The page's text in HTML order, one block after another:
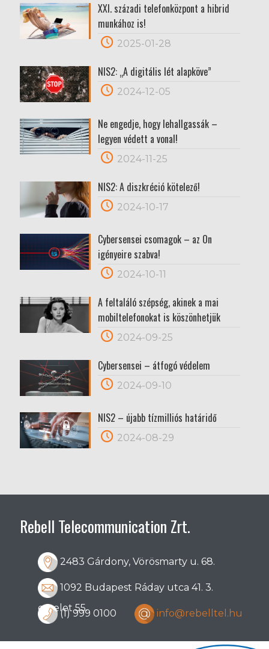
XXI. századi telefonközpont a hibrid
munkához is!
2025-01-28
NIS2: „A digitális lét alapköve”
2024-12-05
Ne engedje, hogy lehallgassák –
legyen védett a vonal!
2024-11-25
NIS2: A diszkréció kötelező!
2024-10-17
Cybersensei csomagok – az Ön
igényeire szabva!
2024-10-11
A feltaláló szépség, akinek a mai
mobiltelefonokat is köszönhetjük
2024-09-25
Cybersensei – átfogó védelem
2024-09-10
NIS2 – újabb tízmilliós határidő
2024-08-29
Rebell Telecommunication Zrt.
2483 Gárdony, Vörösmarty u. 68.
1092 Budapest Ráday utca 41. 3.
emelet 55.
(1) 999 0100 info@rebelltel.hu